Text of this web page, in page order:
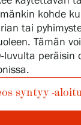
kohde
tai
Tämän
peräisin
syntyy -